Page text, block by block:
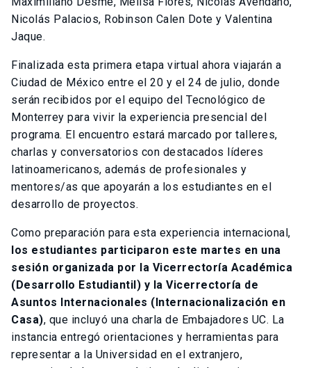
Nicolás Palacios, Robinson Calen Dote y Valentina
Jaque.
Finalizada esta primera etapa virtual ahora viajarán a
Ciudad de México entre el 20 y el 24 de julio, donde
serán recibidos por el equipo del Tecnológico de
Monterrey para vivir la experiencia presencial del
programa. El encuentro estará marcado por talleres,
charlas y conversatorios con destacados líderes
latinoamericanos, además de profesionales y
mentores/as que apoyarán a los estudiantes en el
desarrollo de proyectos.
Como preparación para esta experiencia internacional,
los estudiantes participaron este martes en una
sesión organizada por la Vicerrectoría Académica
(Desarrollo Estudiantil) y la Vicerrectoría de
Asuntos Internacionales (Internacionalización en
Casa), que incluyó una charla de Embajadores UC. La
instancia entregó orientaciones y herramientas para
representar a la Universidad en el extranjero,